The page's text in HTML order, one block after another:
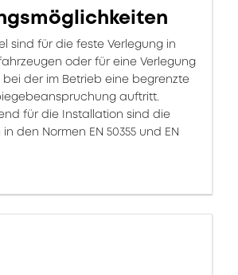
sind für die feste Verlegung in
oder für eine Verlegung
bei der im Betrieb eine begrenzte
auftritt.
für die Installation sind die
den Normen EN 50355 und EN